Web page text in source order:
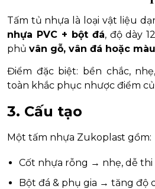
Tấm tủ nhựa là loại vật liệu
nhựa PVC + bột đá, độ dày
phủ vân gỗ, vân đá hoặc
Điểm đặc biệt: bền chắc,
toàn khắc phục nhược điểm
3. Cấu tạo
Một tấm nhựa Zukoplast gồm:
Cốt nhựa rỗng → nhẹ, dễ thi
Bột đá & phụ gia → tăng độ